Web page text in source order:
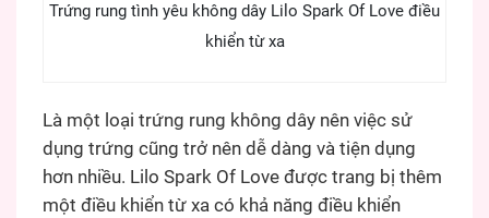
Trứng rung tình yêu không dây Lilo Spark Of Love điều
khiển từ xa
Là một loại trứng rung không dây nên việc sử
dụng trứng cũng trở nên dễ dàng và tiện dụng
hơn nhiều. Lilo Spark Of Love được trang bị thêm
một điều khiển từ xa có khả năng điều khiển